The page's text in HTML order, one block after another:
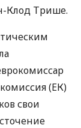
Клод Трише.
(ЕК)
свои